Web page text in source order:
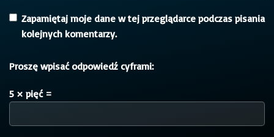
Zapamiętaj moje dane w tej przeglądarce podczas pisania
kolejnych komentarzy.
Proszę wpisać odpowiedź cyframi:
5 × pięć =